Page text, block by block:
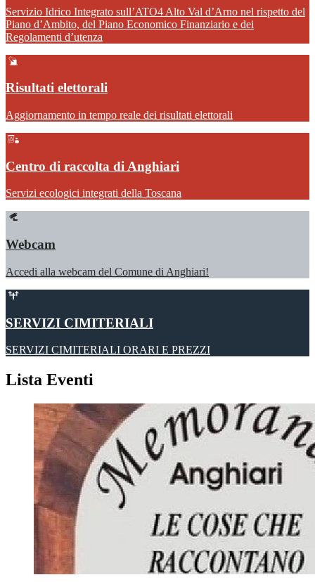
Servizio Idrico Integrato sull’ATO4 Alto Val d’Arno nel rispetto del
Piano d’Ambito, del Piano Economico Finanziario e dei
Regolamenti d’utenza
Risultati elettorali
Aggiornamento in tempo reale dei risultati elettorali
Centro di raccolta di Anghiari
Servizi ecologici integrati della Toscana
Webcam
Accedi alla webcam del Comune di Anghiari!
SERVIZI CIMITERIALI
SERVIZI CIMITERIALI ORARI E PREZZI
Lista Eventi